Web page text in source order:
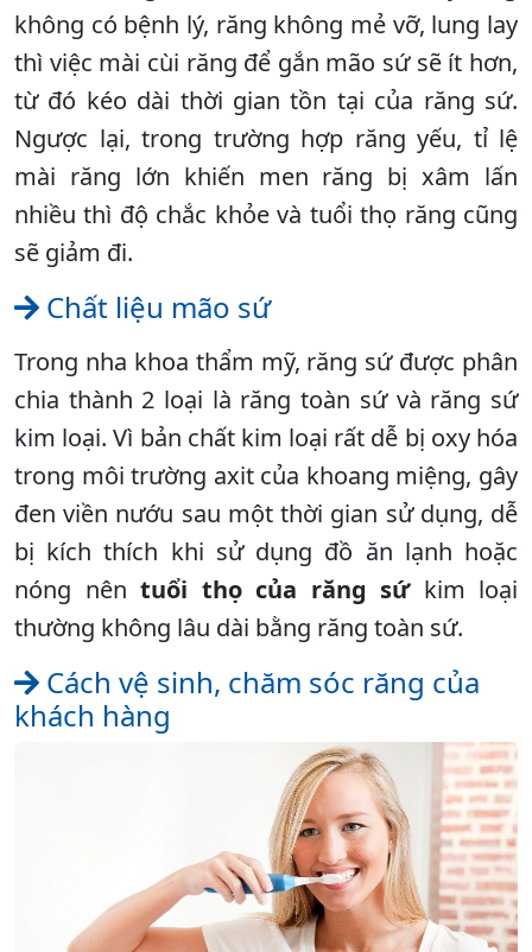
không có bệnh lý, răng không mẻ vỡ, lung lay
thì việc mài cùi răng để gắn mão sứ sẽ ít hơn,
từ đó kéo dài thời gian tồn tại của răng sứ.
Ngược lại, trong trường hợp răng yếu, tỉ lệ
mài răng lớn khiến men răng bị xâm lấn
nhiều thì độ chắc khỏe và tuổi thọ răng cũng
sẽ giảm đi.
Chất liệu mão sứ
Trong nha khoa thẩm mỹ, răng sứ được phân
chia thành 2 loại là răng toàn sứ và răng sứ
kim loại. Vì bản chất kim loại rất dễ bị oxy hóa
trong môi trường axit của khoang miệng, gây
đen viền nướu sau một thời gian sử dụng, dễ
bị kích thích khi sử dụng đồ ăn lạnh hoặc
nóng nên tuổi thọ của răng sứkim loại
thường không lâu dài bằng răng toàn sứ.
Cách vệ sinh, chăm sóc răng của
khách hàng